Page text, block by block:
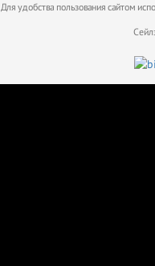
Для удобства пользования сайтом